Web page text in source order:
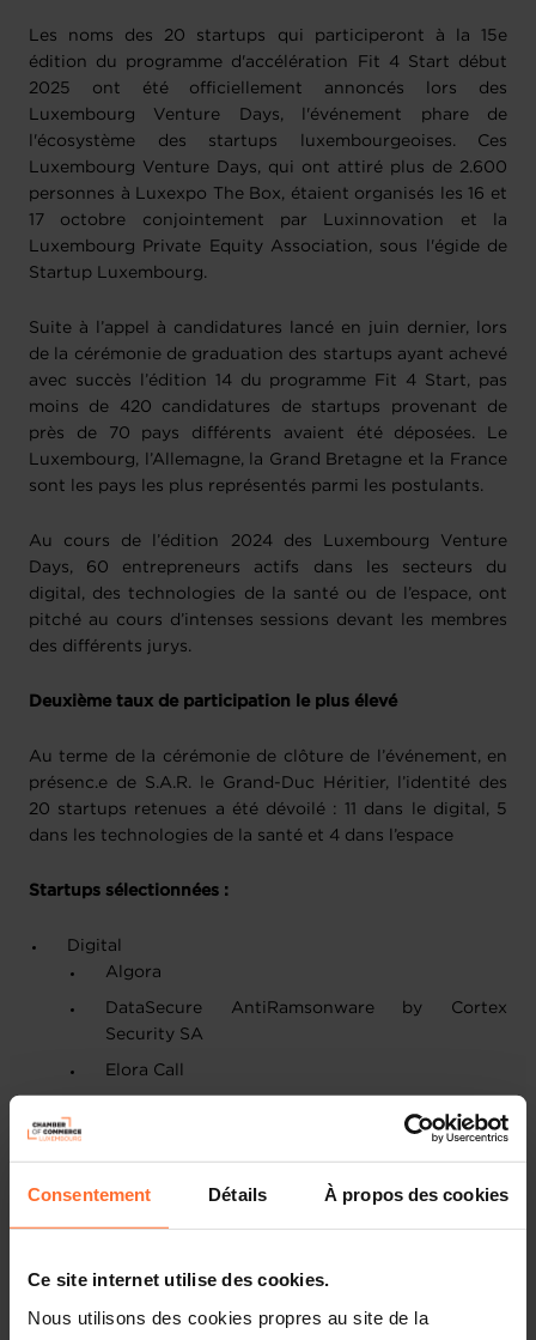
Consentement Détails À propos des cookies
Ce site internet utilise des cookies.
Nous utilisons des cookies propres au site de la
Les noms des 20 startups qui participeront à la 15e
édition du programme d'accélération Fit 4 Start début
2025 ont été officiellement annoncés lors des
Luxembourg Venture Days, l'événement phare de
l'écosystème des startups luxembourgeoises. Ces
Luxembourg Venture Days, qui ont attiré plus de 2.600
personnes à Luxexpo The Box, étaient organisés les 16 et
17 octobre conjointement par Luxinnovation et la
Luxembourg Private Equity Association, sous l'égide de
Startup Luxembourg.
Suite à l’appel à candidatures lancé en juin dernier, lors
de la cérémonie de graduation des startups ayant achevé
avec succès l’édition 14 du programme Fit 4 Start, pas
moins de 420 candidatures de startups provenant de
près de 70 pays différents avaient été déposées. Le
Luxembourg, l’Allemagne, la Grand Bretagne et la France
sont les pays les plus représentés parmi les postulants.
Au cours de l’édition 2024 des Luxembourg Venture
Days, 60 entrepreneurs actifs dans les secteurs du
digital, des technologies de la santé ou de l’espace, ont
pitché au cours d’intenses sessions devant les membres
des différents jurys.
Deuxième taux de participation le plus élevé
Au terme de la cérémonie de clôture de l’événement, en
présenc.e de S.A.R. le Grand-Duc Héritier, l’identité des
20 startups retenues a été dévoilé : 11 dans le digital, 5
dans les technologies de la santé et 4 dans l’espace
Startups sélectionnées :
Digital
Algora
DataSecure AntiRamsonware by Cortex
Security SA
Elora Call
TradDocs
VizyOnAir